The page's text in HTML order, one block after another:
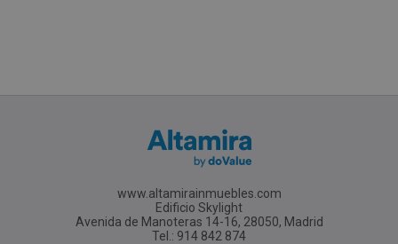
www.altamirainmuebles.com
Edificio Skylight
Avenida de Manoteras 14-16, 28050, Madrid
Tel.: 914 842 874